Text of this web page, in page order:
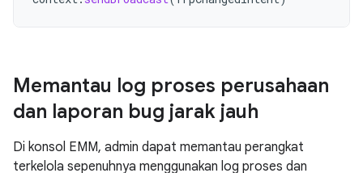
Memantau log proses perusahaan
dan laporan bug jarak jauh
Di konsol EMM, admin dapat memantau perangkat
terkelola sepenuhnya menggunakan log proses dan